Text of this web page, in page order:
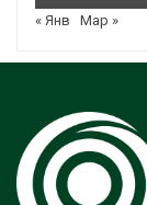
« Янв
Мар »